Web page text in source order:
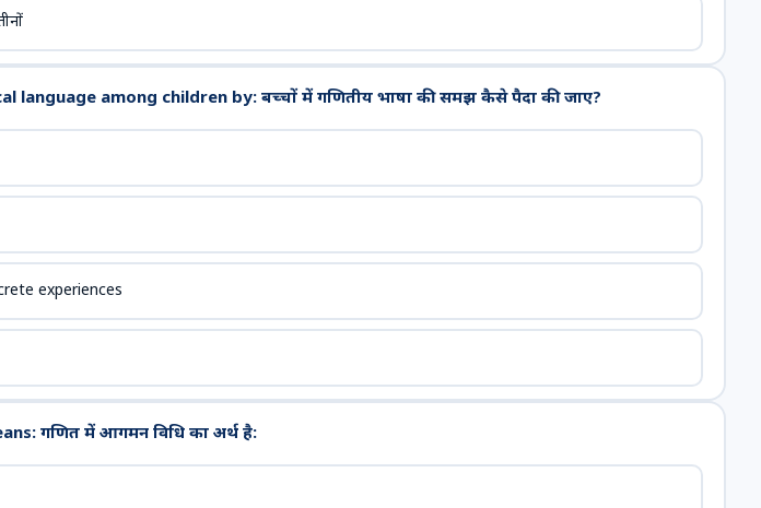
among children by: बच्चों में गणितीय भाषा की समझ कैसे पैदा की जाए?
experiences
गणित में आगमन विधि का अर्थ है: